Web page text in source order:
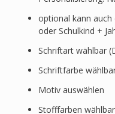
optional kann auch
oder Schulkind +
Schriftart wählbar
Schriftfarbe
Motiv auswählen
Stofffarben